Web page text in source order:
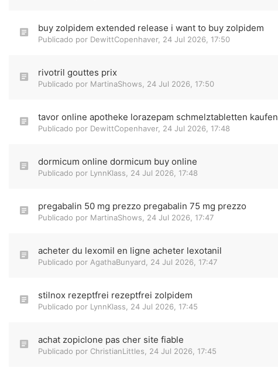
buy zolpidem extended release i want to buy zolpidem
Publicado por DewittCopenhaver, 24 Jul 2026, 17:50
rivotril gouttes prix
Publicado por MartinaShows 24 Jul 2026, 17:50
tavor online apotheke lorazepam schmelztabletten kaufen
Publicado por DewittCopenhaver, 24 Jul 2026, 17:48
dormicum online dormicum buy online
Publicado por LynnKlass 24 Jul 2026, 17:48
pregabalin 50 mg prezzo pregabalin 75 mg prezzo
Publicado por MartinaShows 24 Jul 2026, 17:47
acheter du lexomil en ligne acheter lexotanil
Publicado por AgathaBunyard 24 Jul 2026, 17:47
stilnox rezeptfrei rezeptfrei zolpidem
Publicado por LynnKlass 24 Jul 2026, 17:45
achat zopiclone pas cher site fiable
Publicado por ChristianLittles 24 Jul 2026, 17:45